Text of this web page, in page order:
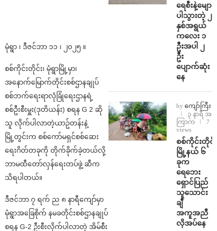
မုံရွာ ၊ ဒီဇင်ဘာ ၁၁ ၊ ၂၀၂၅ ။
စစ်ကိုင်းတိုင်း၊ မုံရွာမြို့မှာ၊
အနောက်မြောက်တိုင်းစစ်ဌာနချုပ်
စစ်ဘက်ရေးရာလုံခြုံရေးဌာနရဲ့
စစ်ဦးစီးမှူး(ဒုတိယန်း) စရန G 2 ဆို
သူ လိုက်ပါလာတဲ့ယာဥ်တန်းနဲ့
မြို့တွင်းက စစ်ကော်မရှင်စစ်ဆေး
ရေးဂိတ်တခုကို တိုက်ခိုက်ခဲ့တယ်လို့
ဘာမထီတော်လှန်ရေးတပ်ဖွဲ့ ဆီက
သိရပါတယ်။
ဒီဇင်ဘာ ၇ ရက် ည ၈ နာရီကျော်မှာ
မုံရွာအခြေစိုက် နမခတိုင်းစစ်ဌာနချုပ်
စရန G-2 ဦးစီးလိုက်ပါလာတဲ့ အိမ်စီး
ရေစီးနဲ့မျော
ပါသွားတဲ့ ၂
နှစ်အရွယ်
ကလေး ၁
ဦးအပါ ၂
ဦး
ပျောက်ဆုံး
နေ
by ကျော်ကြီး
၃ နာရီ အ
ကြာက
7
views
စစ်ကိုင်းတိုင်း
မြို့နယ် ၆
ခုက
ရေဘေး
ရှောင်ပြည်
သူသောင်း
ချီ
အကူအညီ
လိုအပ်နေ